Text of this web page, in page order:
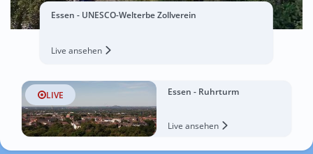
Essen - UNESCO-Welterbe Zollverein
Live ansehen
LIVE Essen - Ruhrturm
Live ansehen